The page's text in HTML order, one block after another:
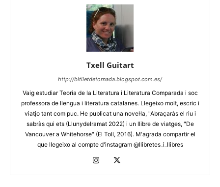
Txell Guitart
http://bitlletdetornada.blogspot.com.es/
Vaig estudiar Teoria de la Literatura i Literatura Comparada i soc
professora de llengua i literatura catalanes. Llegeixo molt, escric i
viatjo tant com puc. He publicat una novel·la, "Abraçaràs el riu i
sabràs qui ets (Llunydelramat 2022) i un llibre de viatges, "De
Vancouver a Whitehorse" (El Toll, 2016). M'agrada compartir el
que llegeixo al compte d'instagram @llibretes_i_llibres